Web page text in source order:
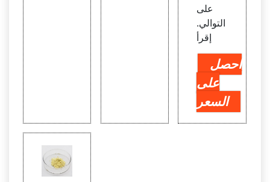
على
التوالي.
إقرأ
احصل
على
السعر